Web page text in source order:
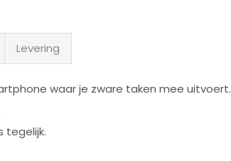
Levering
waar je zware taken mee uitvoert.
tegelijk.